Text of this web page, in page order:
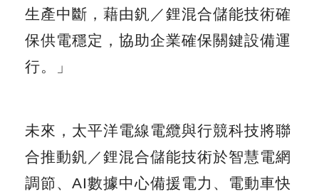
生產中斷，藉由釩／鋰混合儲能技術確
保供電穩定，協助企業確保關鍵設備運
行。」
未來，太平洋電線電纜與行競科技將聯
合推動釩／鋰混合儲能技術於智慧電網
調節、AI數據中心備援電力、電動車快